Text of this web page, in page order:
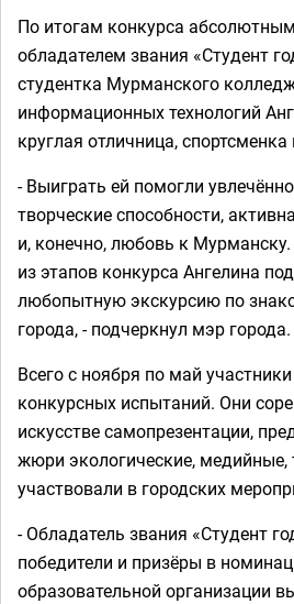
По итогам конкурса
обладателем звания «Студент
студентка Мурманского
информационных технологий
круглая отличница, спортсменка
- Выиграть ей помогли
творческие способности,
и, конечно, любовь к
из этапов конкурса Ангелина
любопытную экскурсию по
города, - подчеркнул мэр города.
Всего с ноября по май
конкурсных испытаний. Они
искусстве самопрезентации,
жюри экологические, медийные,
участвовали в городских
- Обладатель звания «Студент
победители и призёры в
образовательной организации